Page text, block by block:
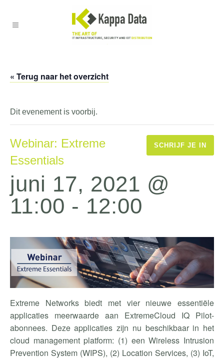
« Terug naar het overzicht
Dit evenement is voorbij.
SCHRIJF JE IN
Webinar: Extreme
Essentials
juni 17, 2021 @
11:00 - 12:00
Extreme Networks biedt met vier nieuwe essentiële
applicaties meerwaarde aan ExtremeCloud IQ Pilot-
abonnees. Deze applicaties zijn nu beschikbaar in het
cloud management platform: (1) een Wireless Intrusion
Prevention System (WIPS), (2) Location Services, (3) IoT,